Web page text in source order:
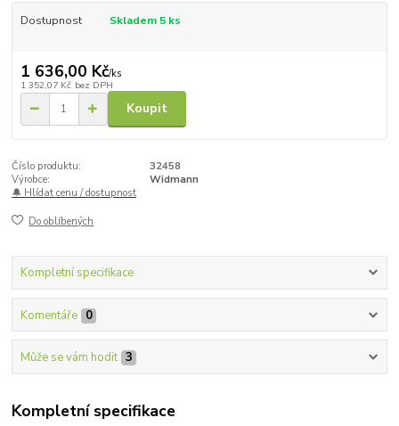
Dostupnost Skladem 5 ks
1 636,00 Kč/ks
1 352,07 Kč bez DPH
Koupit
Číslo produktu:
32458
Výrobce:
Widmann
🔔 Hlídat cenu / dostupnost
Do oblíbených
Kompletní specifikace
Komentáře 0
Může se vám hodit 3
Kompletní specifikace